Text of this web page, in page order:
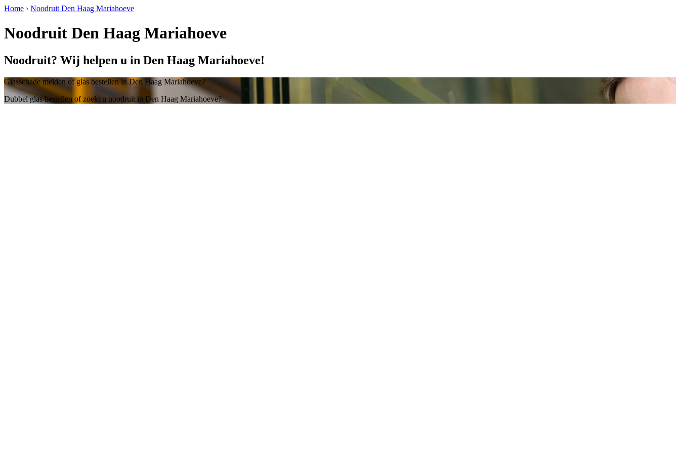
Home › Noodruit Den Haag Mariahoeve
Noodruit Den Haag Mariahoeve
Noodruit? Wij helpen u in Den Haag Mariahoeve!
Glasschade melden of glas bestellen in Den Haag Mariahoeve?
Dubbel glas bestellen of zoekt u noodruit in Den Haag Mariahoeve?